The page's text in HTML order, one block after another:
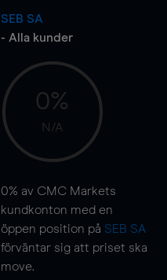
SEB SA
- Alla kunder
0%
N/A
0% av CMC Markets
kundkonton med en
öppen position på SEB SA
förväntar sig att priset ska
move.